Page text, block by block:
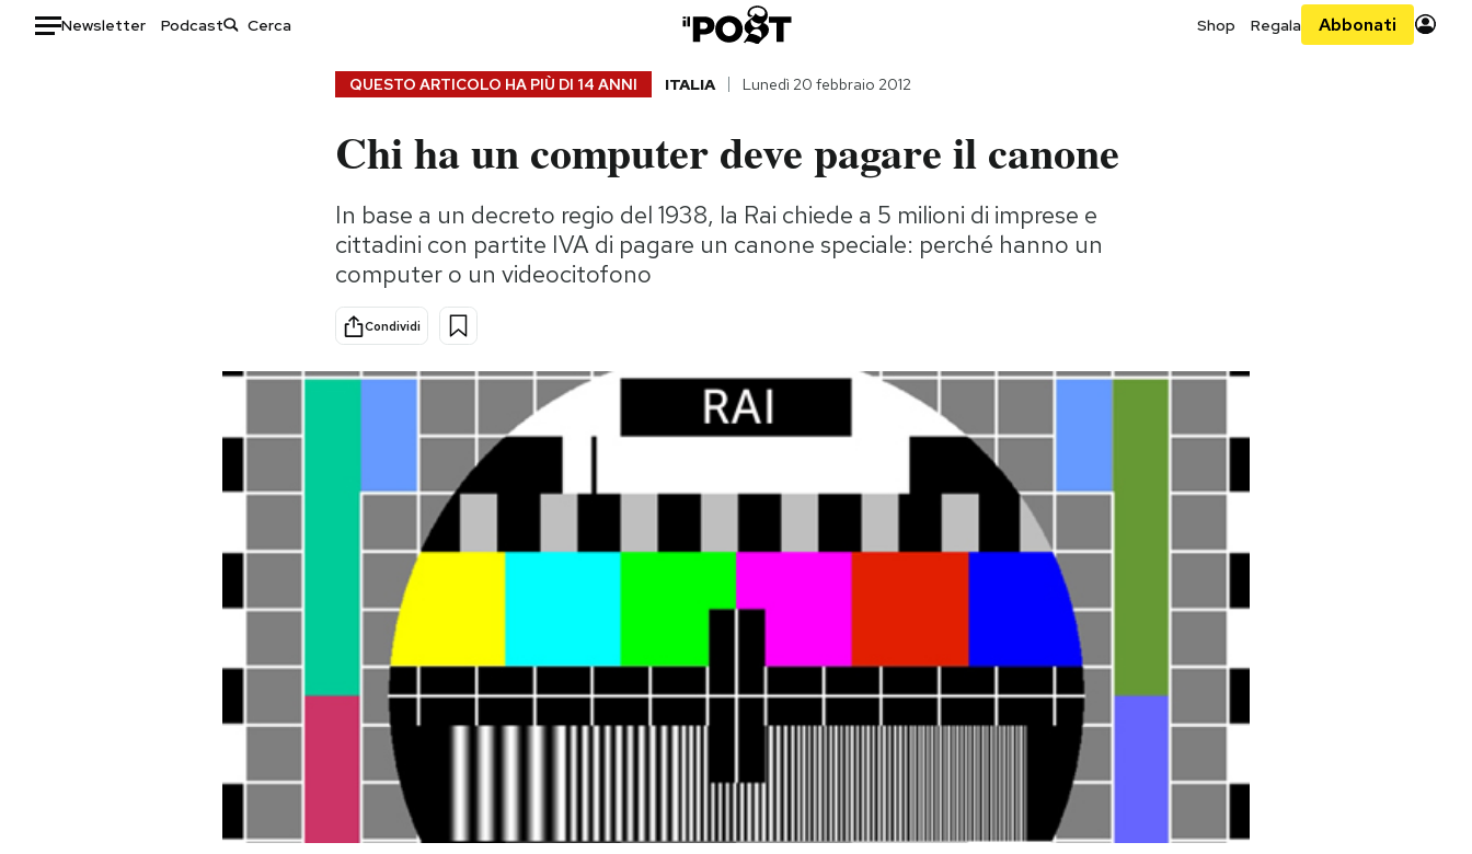
Newsletter Podcast Shop Regala Abbonati
Consumismi
Storie/Idee
Ok Boomer!
Europa
Mondiali calcio 2026
QUESTO ARTICOLO HA PIÙ DI 14 ANNI ITALIA Lunedì 20 febbraio 2012
Chi ha un computer deve pagare il canone
In base a un decreto regio del 1938, la Rai chiede a 5 milioni di imprese e
cittadini con partite IVA di pagare un canone speciale: perché hanno un
computer o un videocitofono
Condividi